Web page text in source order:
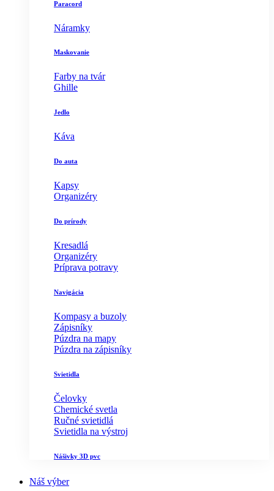
Paracord
Náramky
Maskovanie
Farby na tvár
Ghille
Jedlo
Káva
Do auta
Kapsy
Organizéry
Do prírody
Kresadlá
Organizéry
Príprava potravy
Navigácia
Kompasy a buzoly
Zápisníky
Púzdra na mapy
Púzdra na zápisníky
Svietidla
Čelovky
Chemické svetla
Ručné svietidlá
Svietidla na výstroj
Nášivky 3D pvc
Náš výber